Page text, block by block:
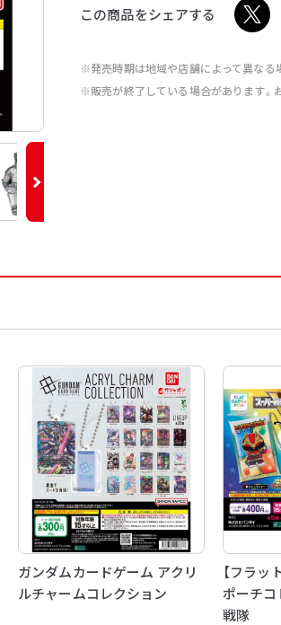
この商品をシェアする
※発売時期は地域や店舗によって異なる
※販売が終了している場合があります。
ガンダムカードゲーム アクリ
ルチャームコレクション
【フラッ
ポーチコ
戦隊